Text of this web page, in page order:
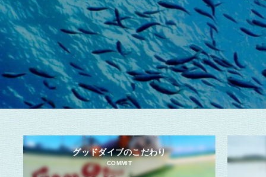
グッドダイブのこだわり
COMMIT